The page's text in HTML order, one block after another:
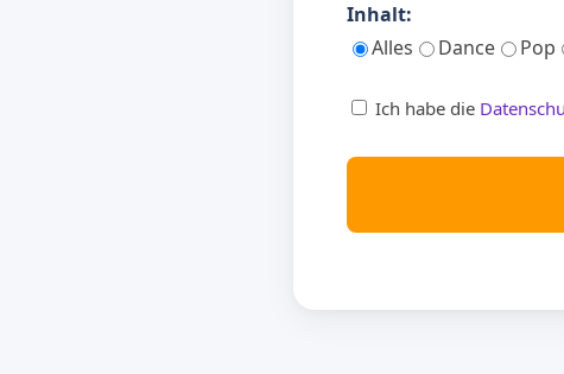
Inhalt:
Alles
Dance Pop
Ich habe die